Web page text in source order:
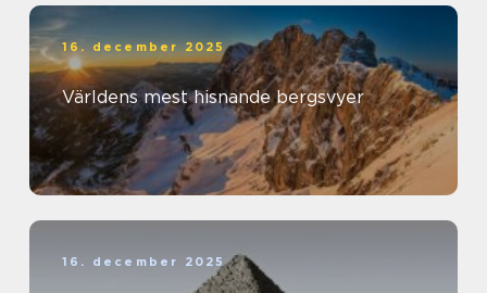
16. december 2025
Världens mest hisnande bergsvyer
16. december 2025